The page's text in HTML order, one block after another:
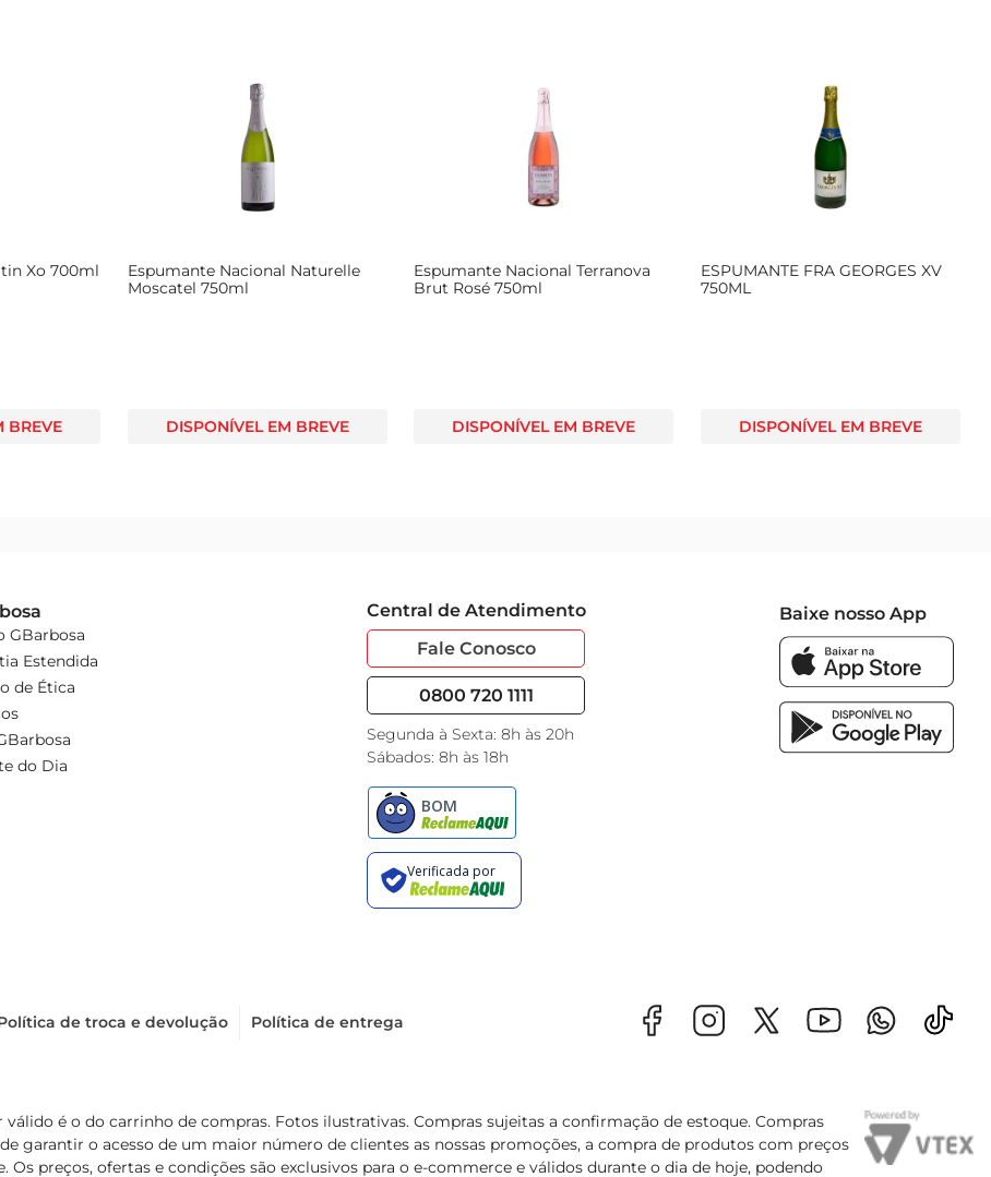
Xo 700ml
BREVE
Espumante Nacional Naturelle
Moscatel 750ml
DISPONÍVEL EM BREVE
Espumante Nacional Terranova
Brut Rosé 750ml
DISPONÍVEL EM BREVE
ESPUMANTE FRA GEORGES XV
750ML
DISPONÍVEL EM BREVE
GBarbosa
Estendida
de Ética
do Dia
Central de Atendimento
Fale Conosco
0800 720 1111
Segunda à Sexta: 8h às 20h
Sábados: 8h às 18h
Baixe nosso App
de troca e devolução Política de entrega
é o do carrinho de compras. Fotos ilustrativas. Compras sujeitas a confirmação de estoque. Compras
garantir o acesso de um maior número de clientes as nossas promoções, a compra de produtos com preços
preços, ofertas e condições são exclusivos para o e-commerce e válidos durante o dia de hoje, podendo